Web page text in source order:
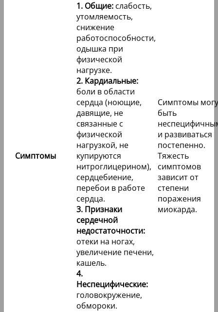
Симптомы
1. Общие: слабость,
утомляемость,
снижение
работоспособности,
одышка при
физической
нагрузке.
2. Кардиальные:
боли в области
сердца (ноющие,
давящие, не
связанные с
физической
нагрузкой, не
купируются
нитроглицерином),
сердцебиение,
перебои в работе
сердца.
3. Признаки
сердечной
недостаточности:
отеки на ногах,
увеличение печени,
кашель.
4.
Неспецифические:
головокружение,
обмороки.
Симптомы
быть
и развиваться
постепенно.
Тяжесть
симптомов
зависит от
степени
поражения
миокарда.